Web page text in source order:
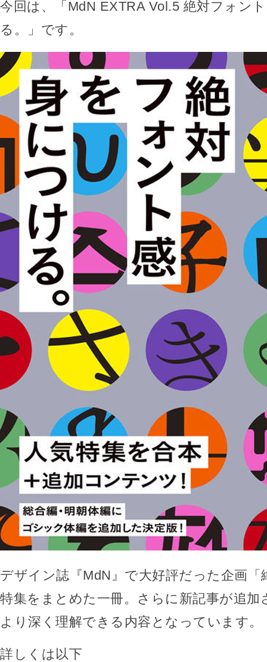
今回は、「MdN EXTRA Vol.5 絶対フォン
る。」です。
デザイン誌『MdN』で大好評だった企画「
特集をまとめた一冊。さらに新記事が追加
より深く理解できる内容となっています。
詳しくは以下